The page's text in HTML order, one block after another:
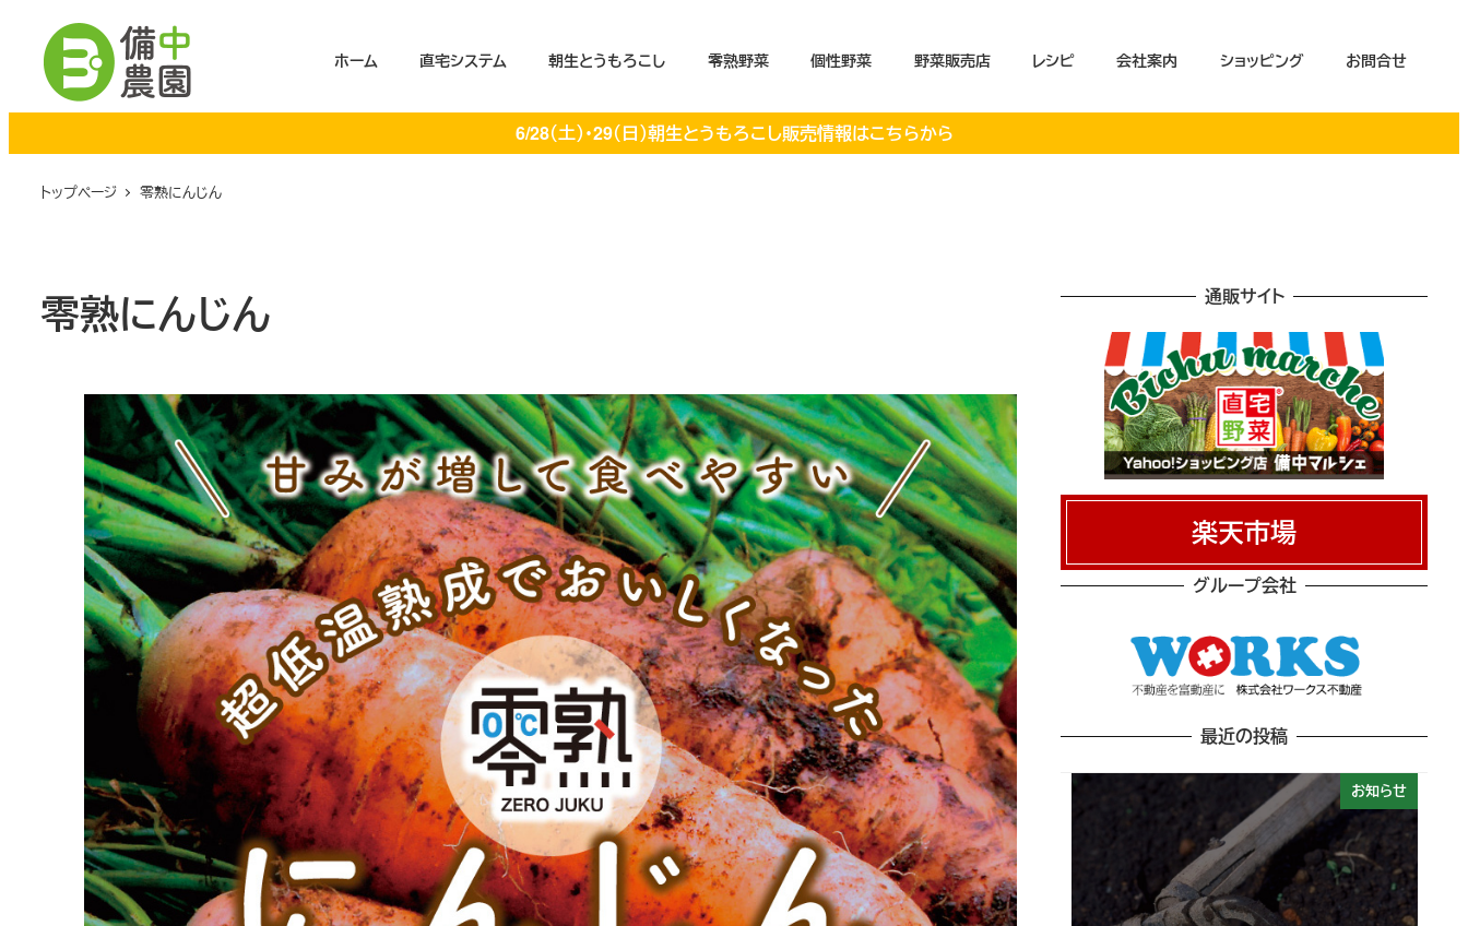
コ
ホーム 直宅システム 朝生とうもろこし 零熟野菜 個性野菜 野菜販売店 レシピ 会社案内 ショッピング お問合せ
6/28（土）・29（日）朝生とうもろこし販売情報はこちらから
トップページ 零熟にんじん
零熟にんじん 通販サイト
楽天市場
グループ会社
最近の投稿
お知らせ